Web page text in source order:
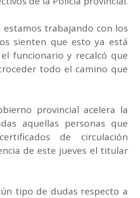
estamos trabajando con los
sienten que esto ya está
funcionario y recalcó que
todo el camino que
provincial acelera la
aquellas personas que
de circulación
de este jueves el titular
tipo de dudas respecto a